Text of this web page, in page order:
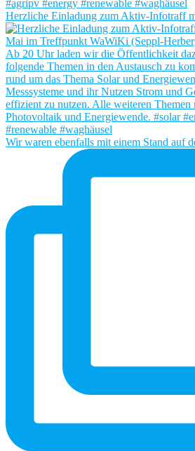
Herzliche Einladung zum Aktiv-Infotraff
Wir waren ebenfalls mit einem Stand auf